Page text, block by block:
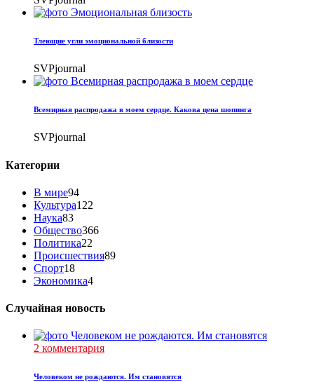
Тлеющие угли эмоциональной близости
SVPjournal
Всемирная распродажа в моем сердце. Какова цена шопинга
SVPjournal
Категории
В мире94
Культура122
Наука83
Общество366
Политика22
Происшествия89
Спорт18
Экономика4
Случайная новость
2 комментария
Человеком не рождаются. Им становятся